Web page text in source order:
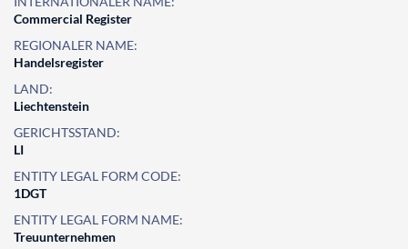
Commercial Register
REGIONALER NAME:
Handelsregister
LAND:
Liechtenstein
GERICHTSSTAND:
LI
ENTITY LEGAL FORM CODE:
1DGT
ENTITY LEGAL FORM NAME:
Treuunternehmen